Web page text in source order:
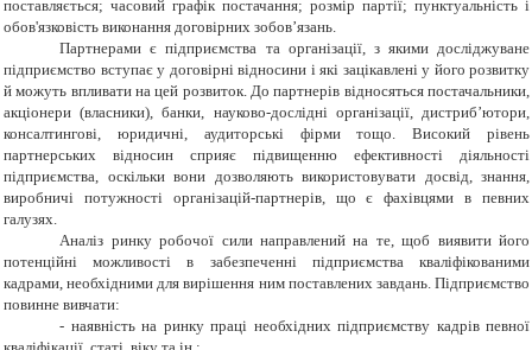
поставляється; часовий графік постачання; розмір партії; пунктуальність і
обов'язковість виконання договірних зобов’язань.
Партнерами є підприємства та організації, з якими досліджуване
підприємство вступає у договірні відносини і які зацікавлені у його розвитку
й можуть впливати на цей розвиток. До партнерів відносяться постачальники,
акціонери (власники), банки, науково-дослідні організації, дистриб’ютори,
консалтингові, юридичні, аудиторські фірми тощо. Високий рівень
партнерських відносин сприяє підвищенню ефективності діяльності
підприємства, оскільки вони дозволяють використовувати досвід, знання,
виробничі потужності організацій-партнерів, що є фахівцями в певних
галузях.
Аналіз ринку робочої сили направлений на те, щоб виявити його
потенційні можливості в забезпеченні підприємства кваліфікованими
кадрами, необхідними для вирішення ним поставлених завдань. Підприємство
повинне вивчати:
- наявність на ринку праці необхідних підприємству кадрів певної